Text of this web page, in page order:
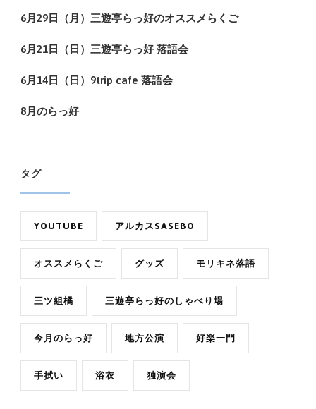
6月29日（月）三遊亭らっ好のオススメらくご
6月21日（日）三遊亭らっ好 落語会
6月14日（日）9trip cafe 落語会
8月のらっ好
タグ
YOUTUBE アルカスSASEBO
オススメらくご グッズ モリキネ落語
三ツ組橘 三遊亭らっ好のしゃべり場
今月のらっ好 地方公演 好楽一門
手拭い 浴衣 独演会